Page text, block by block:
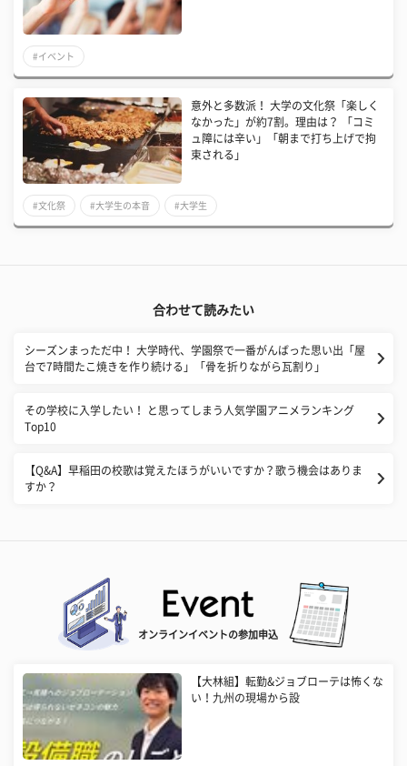
#イベント
意外と多数派！ 大学の文化祭「楽しく
なかった」が約7割。理由は？ 「コミ
ュ障には辛い」「朝まで打ち上げで拘
束される」
#文化祭 #大学生の本音 #大学生
合わせて読みたい
シーズンまっただ中！ 大学時代、学園祭で一番がんばった思い出「屋
台で7時間たこ焼きを作り続ける」「骨を折りながら瓦割り」
その学校に入学したい！ と思ってしまう人気学園アニメランキング
Top10
【Q&A】早稲田の校歌は覚えたほうがいいですか？歌う機会はありま
すか？
オンラインイベントの参加申込
【大林組】転勤&ジョブローテは怖くな
い！九州の現場から設